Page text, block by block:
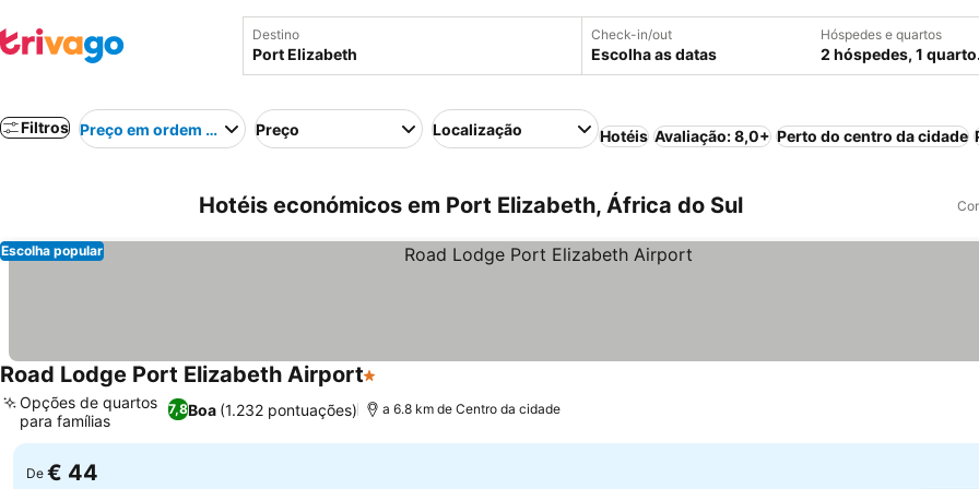
Destino Check-in/out
Escolha as datas
Hóspedes e quartos
2 hóspedes, 1 quarto.
Filtros Preço em ordem crescentePreço Localização Hotéis Avaliação: 8,0+ Perto do centro da cidade
Hotéis económicos em Port Elizabeth, África do Sul
Escolha popular
Road Lodge Port Elizabeth Airport1 Estrelas
7,8Boa (1.232 pontuações)
Opções de quartos
para famílias
a 6.8 km de Centro da cidade
De € 44